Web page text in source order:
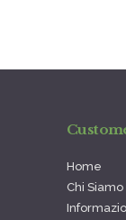
Home
Chi Siamo